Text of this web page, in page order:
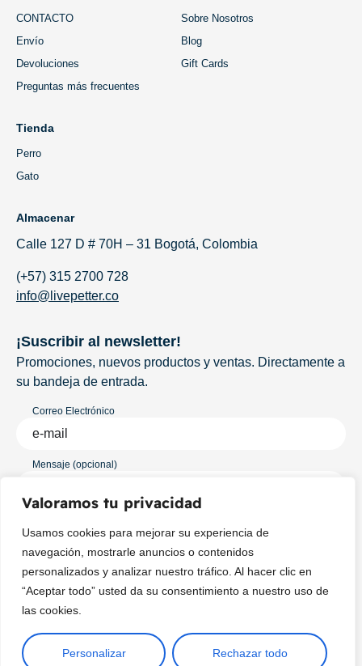
Valoramos tu privacidad
Usamos cookies para mejorar su experiencia de
navegación, mostrarle anuncios o contenidos
personalizados y analizar nuestro tráfico. Al hacer clic en
“Aceptar todo” usted da su consentimiento a nuestro uso de
las cookies.
Personalizar Rechazar todo
CONTACTO
Envío
Devoluciones
Preguntas más frecuentes
Sobre Nosotros
Blog
Gift Cards
Tienda
Perro
Gato
Almacenar
Calle 127 D # 70H – 31 Bogotá, Colombia
(+57) 315 2700 728
info@livepetter.co
Copyright © 2025 ¦ livepetter: Todos los derechos reservados.
¡Suscribir al newsletter!
Promociones, nuevos productos y ventas. Directamente a
su bandeja de entrada.
Correo Electrónico
Mensaje (opcional)
Suscribir